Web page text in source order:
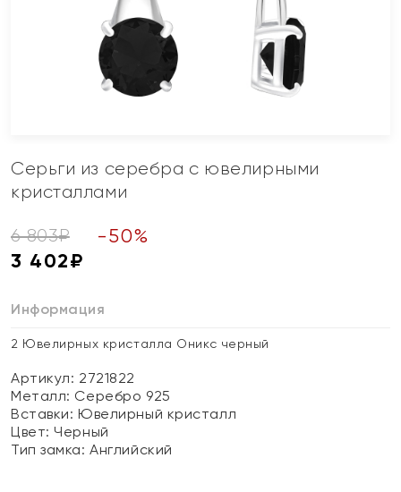
Серьги из серебра с ювелирными
кристаллами
6 803₽ -50%
3 402₽
Информация
2 Ювелирных кристалла Оникс черный
Артикул: 2721822
Металл: Серебро 925
Вставки:Ювелирный кристалл
Цвет:Черный
Тип замка:Английский